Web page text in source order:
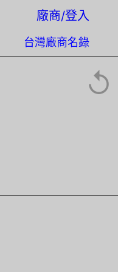
廠商/登入
台灣廠商名錄
↺